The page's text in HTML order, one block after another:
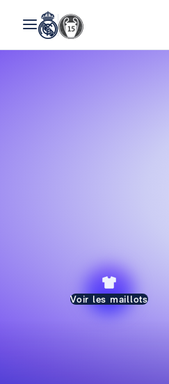
Voir les maillots